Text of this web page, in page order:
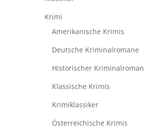
Krimi
Amerikanische Krimis
Deutsche Kriminalromane
Historischer Kriminalroman
Klassische Krimis
Krimiklassiker
Österreichische Krimis